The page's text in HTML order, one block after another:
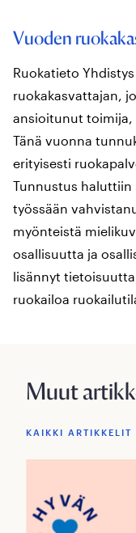
Vuoden
Ruokatieto
ruokakasvattajan,
ansioitunut toimija,
Tänä vuonna
erityisesti
Tunnustus haluttiin
työssään
myönteistä
osallisuutta ja
lisännyt
ruokailoa
Muut
KAIKKI ARTIKKELIT